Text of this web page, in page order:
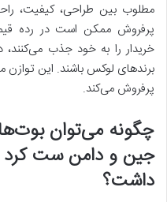
مطلوب بین طراحی، کیفیت،
پرفروش ممکن است در رده
خریدار را به خود جذب
برندهای لوکس باشند. این
پرفروش می‌کند.
چگونه می‌توان بوت‌های
جین و دامن ست کرد
داشت؟